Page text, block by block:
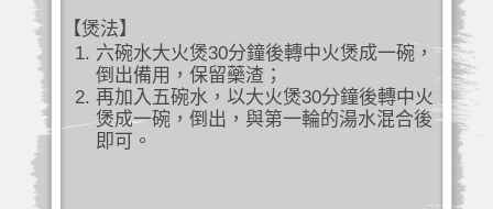
【煲法】
六碗水大火煲30分鐘後轉中火煲成一碗，
倒出備用，保留藥渣；
再加入五碗水，以大火煲30分鐘後轉中火
煲成一碗，倒出，與第一輪的湯水混合後
即可。